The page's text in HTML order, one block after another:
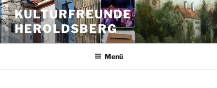
Zum
Inhalt
springen
KULTURFREUNDE
HEROLDSBERG
Menü